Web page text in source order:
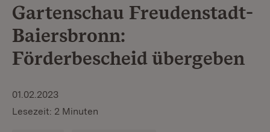
Gartenschau Freudenstadt-
Baiersbronn:
Förderbescheid übergeben
01.02.2023
Lesezeit: 2 Minuten